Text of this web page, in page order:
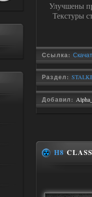
Улучшены
Текстуры
Ссылка:
Раздел:
Добавил:
H8